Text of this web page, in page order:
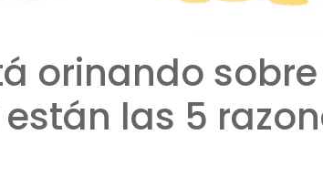
orinando
las 5